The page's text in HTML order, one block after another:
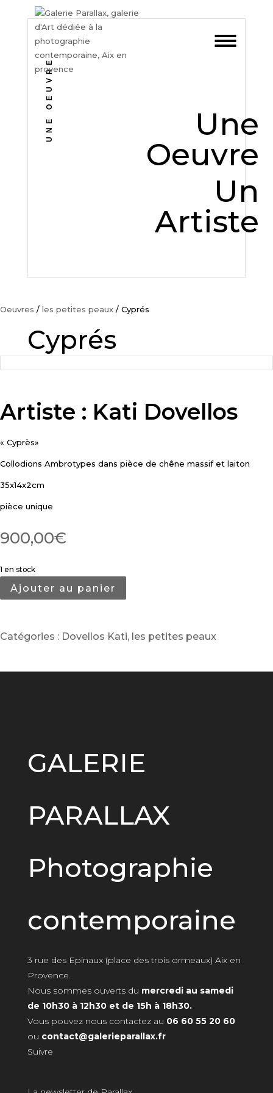
UNE OEUVRE
Une
Oeuvre
Un
Artiste
Oeuvres / les petites peaux / Cyprés
Cyprés
Artiste : Kati Dovellos
« Cyprès»
Collodions Ambrotypes dans pièce de chêne massif et laiton
35x14x2cm
pièce unique
900,00€
1 en stock
Ajouter au panier
Catégories : Dovellos Kati, les petites peaux
GALERIE
PARALLAX
Photographie
contemporaine
3 rue des Epinaux (place des trois ormeaux) Aix en
Provence.
Nous sommes ouverts du mercredi au samedi
de 10h30 à 12h30 et de 15h à 18h30.
Vous pouvez nous contactez au 06 60 55 20 60
ou contact@galerieparallax.fr
Suivre